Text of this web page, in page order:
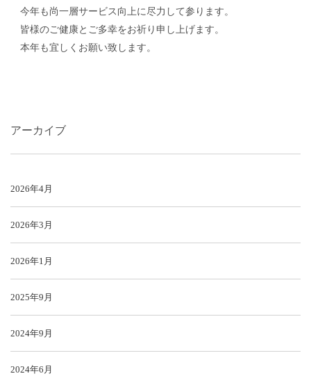
今年も尚一層サービス向上に尽力して参ります。
皆様のご健康とご多幸をお祈り申し上げます。
本年も宜しくお願い致します。
アーカイブ
2026年4月
2026年3月
2026年1月
2025年9月
2024年9月
2024年6月